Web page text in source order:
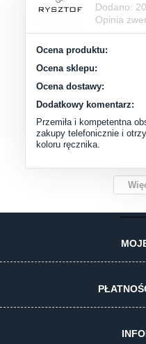
Dodano:
Opinia
Ocena produktu:
Ocena sklepu:
Ocena dostawy:
Dodatkowy komentarz:
Przemiła i kompetentna
zakupy telefonicznie i
koloru ręcznika.